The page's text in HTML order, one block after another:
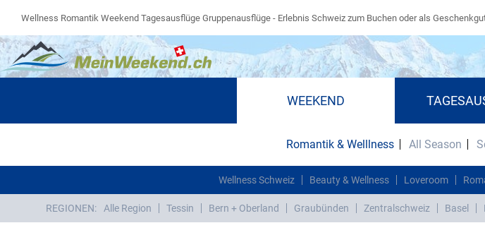
Wellness Romantik Weekend Tagesausflüge Gruppenausflüge - Erlebnis Schweiz zum Buchen oder als
WEEKEND
Romantik & Welllness All Season
Wellness Schweiz Beauty & Wellness Loveroom
REGIONEN: Alle Region Tessin Bern + Oberland Graubünden Zentralschweiz Basel